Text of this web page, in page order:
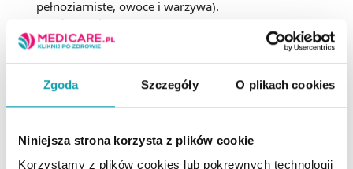
Zgoda Szczegóły O plikach cookies
Niniejsza strona korzysta z plików cookie
Korzystamy z plików cookies lub pokrewnych technologii
pełnoziarniste, owoce i warzywa).
Dbać o właściwe nawodnienie malucha.
Zachęcać dziecko do regularnej aktywności fizycznej,
Na zaparcia dla dziecka – co
stosować?
Nie każde zatwardzenie wymaga stosowania wyrobów